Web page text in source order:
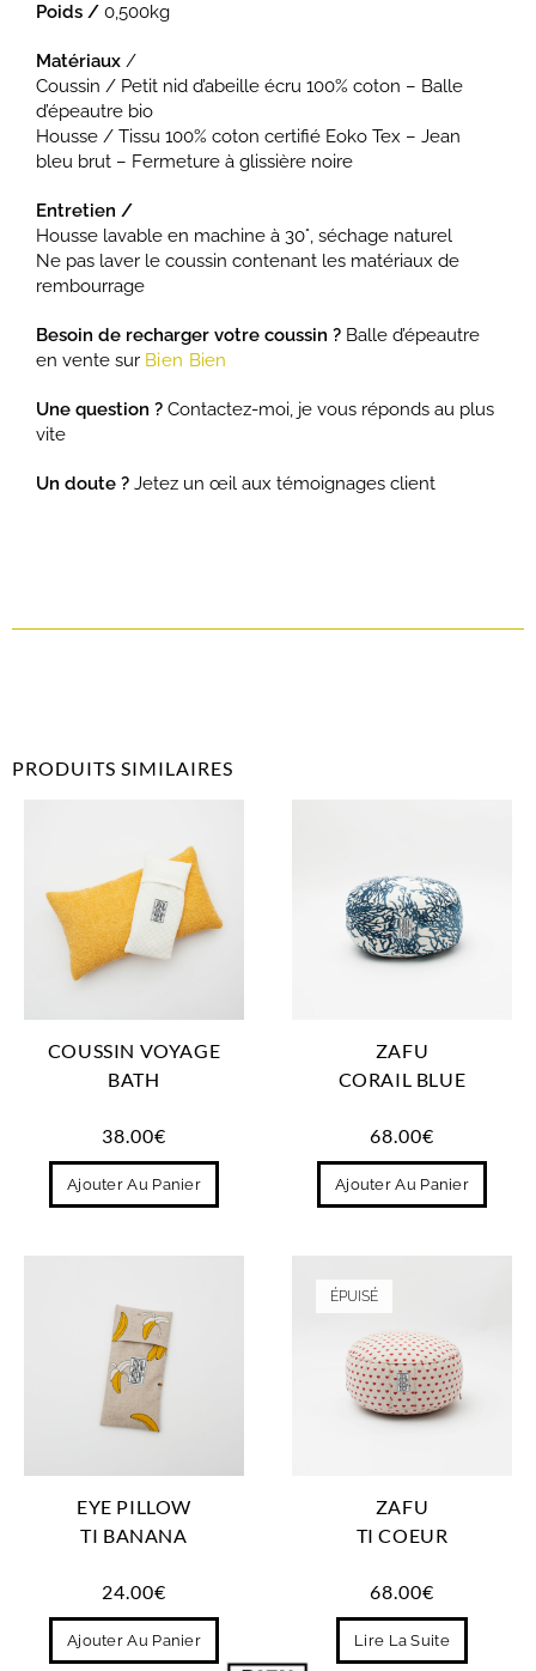
Poids / 0,500kg
Matériaux /
Coussin / Petit nid d’abeille écru 100% coton – Balle
d’épeautre bio
Housse / Tissu 100% coton certifié Eoko Tex – Jean
bleu brut – Fermeture à glissière noire
Entretien /
Housse lavable en machine à 30°, séchage naturel
Ne pas laver le coussin contenant les matériaux de
rembourrage
Besoin de recharger votre coussin ? Balle d’épeautre
en vente sur Bien Bien
Une question ? Contactez-moi, je vous réponds au plus
vite
Un doute ? Jetez un œil aux témoignages client
PRODUITS SIMILAIRES
COUSSIN VOYAGE
BATH
38.00€
Ajouter Au Panier
ZAFU
CORAIL BLUE
68.00€
Ajouter Au Panier
EYE PILLOW
TI BANANA
24.00€
Ajouter Au Panier
ÉPUISÉ
ZAFU
TI COEUR
68.00€
Lire La Suite